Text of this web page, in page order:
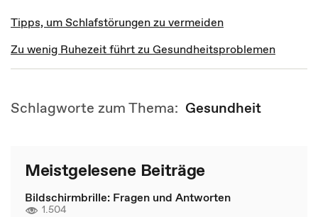
Tipps, um Schlafstörungen zu vermeiden
Zu wenig Ruhezeit führt zu Gesundheitsproblemen
Schlagworte zum Thema: Gesundheit
Meistgelesene Beiträge
Bildschirmbrille: Fragen und Antworten
1.504